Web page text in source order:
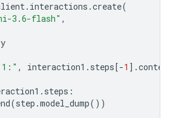
. interactions .create(
3.6-flash" ,
1:" , interaction1 . steps[-1 ] .
. steps :
(step .model_dump())